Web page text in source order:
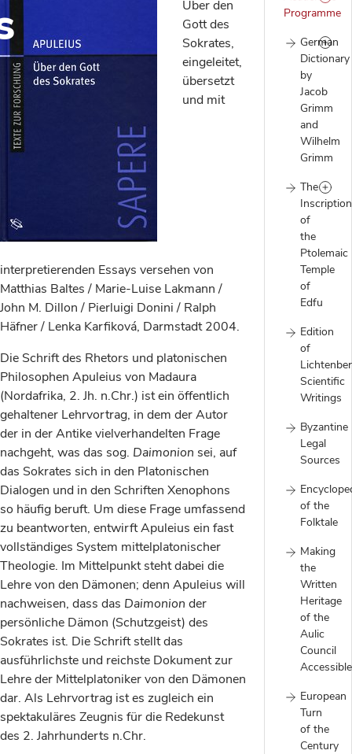
Programme
German
Dictionary
by
Jacob
Grimm
and
Wilhelm
Grimm
The
of
the
Ptolemaic
Temple
of
Edfu
Edition
of
Scientific
Writings
Byzantine
Legal
Sources
of the
Folktale
Making
the
Written
Heritage
of the
Aulic
Council
Accessible
European
Turn
of the
Century
Über den
Gott des
Sokrates,
eingeleitet,
übersetzt
und mit
interpretierenden Essays versehen von
Matthias Baltes / Marie-Luise Lakmann /
John M. Dillon / Pierluigi Donini / Ralph
Häfner / Lenka Karfiková, Darmstadt 2004.
Die Schrift des Rhetors und platonischen
Philosophen Apuleius von Madaura
(Nordafrika, 2. Jh. n.Chr.) ist ein öffentlich
gehaltener Lehrvortrag, in dem der Autor
der in der Antike vielverhandelten Frage
nachgeht, was das sog. Daimonion sei, auf
das Sokrates sich in den Platonischen
Dialogen und in den Schriften Xenophons
so häufig beruft. Um diese Frage umfassend
zu beantworten, entwirft Apuleius ein fast
vollständiges System mittelplatonischer
Theologie. Im Mittelpunkt steht dabei die
Lehre von den Dämonen; denn Apuleius will
nachweisen, dass das Daimonion der
persönliche Dämon (Schutzgeist) des
Sokrates ist. Die Schrift stellt das
ausführlichste und reichste Dokument zur
Lehre der Mittelplatoniker von den Dämonen
dar. Als Lehrvortrag ist es zugleich ein
spektakuläres Zeugnis für die Redekunst
des 2. Jahrhunderts n.Chr.